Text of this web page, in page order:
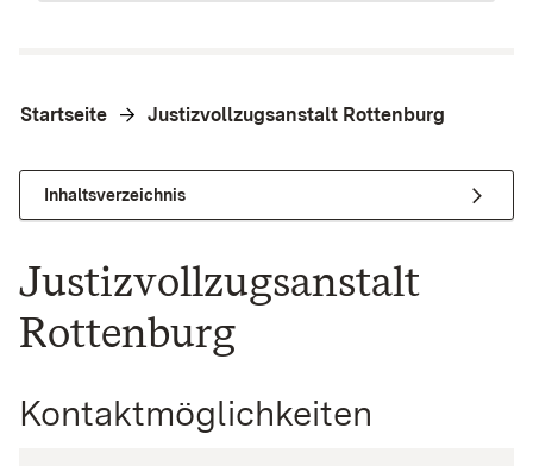
Startseite Justizvollzugsanstalt Rottenburg
Inhaltsverzeichnis
Justizvollzugsanstalt
Rottenburg
Kontaktmöglichkeiten